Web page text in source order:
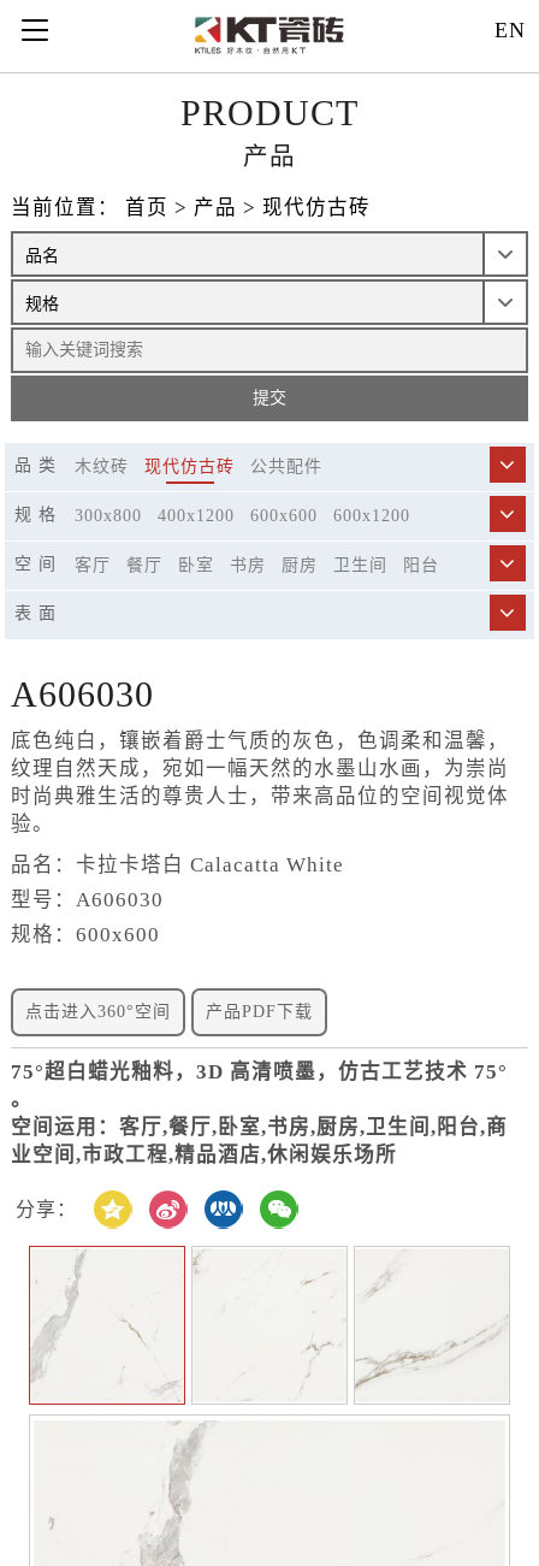
EN
PRODUCT
产品
当前位置： 首页 > 产品 > 现代仿古砖
品 类 木纹砖 现代仿古砖 公共配件
规 格 300x800 400x1200 600x600
600x1200
空 间
客厅 餐厅 卧室 书房 厨房 卫生间
阳台
表 面
A606030
底色纯白，镶嵌着爵士气质的灰色，色调柔和温馨，
纹理自然天成，宛如一幅天然的水墨山水画，为崇尚
时尚典雅生活的尊贵人士，带来高品位的空间视觉体
验。
品名：卡拉卡塔白 Calacatta White
型号：A606030
规格：600x600
点击进入360°空间 产品PDF下载
75°超白蜡光釉料，3D 高清喷墨，仿古工艺技术 75°
。
空间运用：客厅,餐厅,卧室,书房,厨房,卫生间,阳台,商
业空间,市政工程,精品酒店,休闲娱乐场所
分享：